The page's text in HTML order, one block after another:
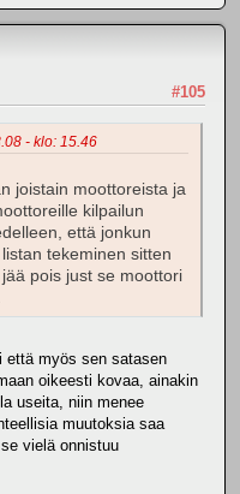
#105
- klo: 15.46
joistain moottoreista ja
kilpailun
että jonkun
tekeminen sitten
pois just se moottori
että myös sen satasen
oikeesti kovaa, ainakin
useita, niin menee
muutoksia saa
vielä onnistuu